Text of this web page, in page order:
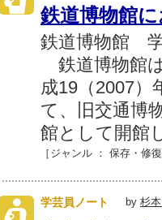
鉄道博物館
鉄道博物館
鉄道博物館
成19（2007）
て、旧交通博
館として開館
［ジャンル ： 保存・修復
学芸員ノート by 杉